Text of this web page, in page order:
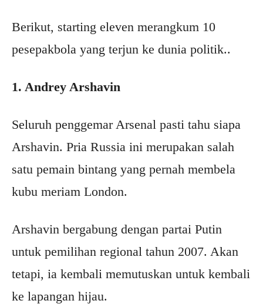
Berikut, starting eleven merangkum 10
pesepakbola yang terjun ke dunia politik..
1. Andrey Arshavin
Seluruh penggemar Arsenal pasti tahu siapa
Arshavin. Pria Russia ini merupakan salah
satu pemain bintang yang pernah membela
kubu meriam London.
Arshavin bergabung dengan partai Putin
untuk pemilihan regional tahun 2007. Akan
tetapi, ia kembali memutuskan untuk kembali
ke lapangan hijau.